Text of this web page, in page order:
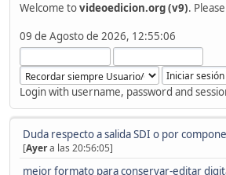
Welcome tovideoedicion.org (v9). Please
09 de Agosto de 2026, 12:55:06
Login with username, password and
Duda respecto a salida SDI o por
[Ayera las 20:56:05]
mejor formato para conservar-editar